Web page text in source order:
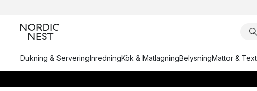
Dukning & ServeringInredningKök & MatlagningBelysningMattor &